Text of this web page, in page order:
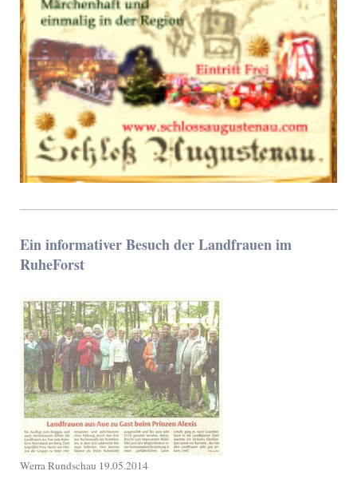
Ein informativer Besuch der Landfrauen im
RuheForst
Werra Rundschau 19.05.2014